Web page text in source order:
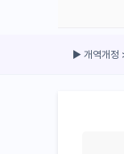
▶ 개역개정